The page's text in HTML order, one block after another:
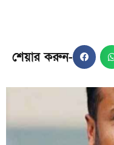
শেয়ার করুন-